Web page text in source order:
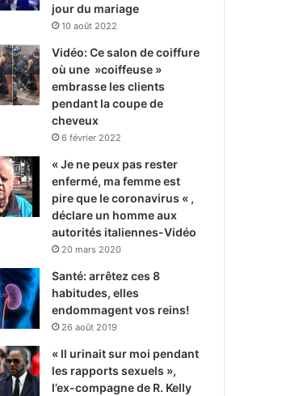
jour du mariage
10 août 2022
Vidéo: Ce salon de coiffure
où une »coiffeuse »
embrasse les clients
pendant la coupe de
cheveux
6 février 2022
« Je ne peux pas rester
enfermé, ma femme est
pire que le coronavirus « ,
déclare un homme aux
autorités italiennes-Vidéo
20 mars 2020
Santé: arrêtez ces 8
habitudes, elles
endommagent vos reins!
26 août 2019
« Il urinait sur moi pendant
les rapports sexuels »,
l’ex-compagne de R. Kelly